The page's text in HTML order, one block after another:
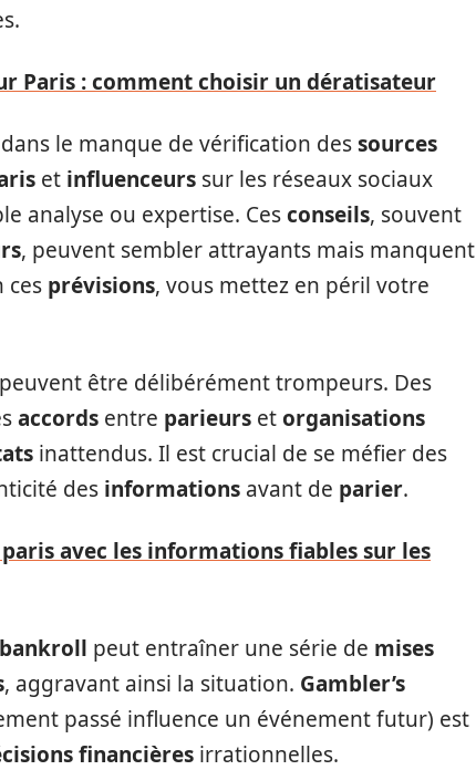
Paris : comment choisir un dératisateur
le manque de vérification dessources
et influenceurs sur les réseaux sociaux
analyse ou expertise. Cesconseils, souvent
, peuvent sembler attrayants mais manquent
ces prévisions, vous mettez en péril votre
peuvent être délibérément trompeurs. Des
accords entre parieurs etorganisations
inattendus. Il est crucial de se méfier des
des informations avant de parier.
avec les informations fiables sur les
bankroll peut entraîner une série de mises
, aggravant ainsi la situation. Gambler’s
passé influence un événement futur) est
financières irrationnelles.